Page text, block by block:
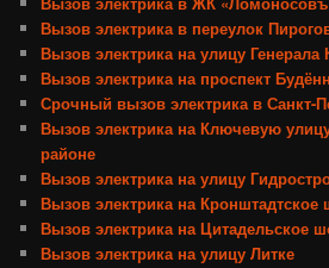
Вызов электрика в переулок
Вызов электрика на улицу Генерала
Вызов электрика на проспект
Срочный вызов электрика в Санкт-
Вызов электрика на Ключевую
районе
Вызов электрика на улицу
Вызов электрика на Кронштадтское
Вызов электрика на Цитадельское
Вызов электрика на улицу Литке